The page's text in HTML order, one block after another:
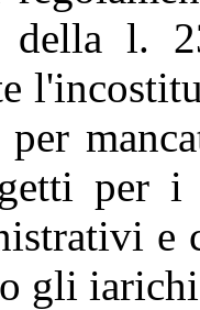
della l.
per i
e
gli